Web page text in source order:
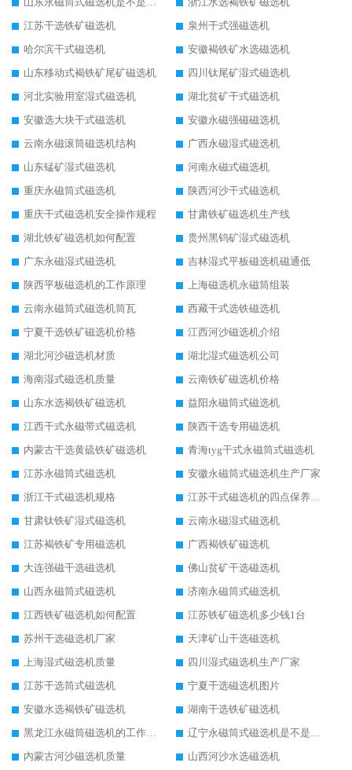
江苏干选铁矿磁选机
泉州干式强磁选机
哈尔滨干式磁选机
安徽褐铁矿水选磁选机
山东移动式褐铁矿尾矿磁选机
四川钛尾矿湿式磁选机
河北实验用室湿式磁选机
湖北贫矿干式磁选机
安徽选大块干式磁选机
安徽永磁强磁磁选机
云南永磁滚筒磁选机结构
广西永磁湿式磁选机
山东锰矿湿式磁选机
河南永磁式磁选机
重庆永磁筒式磁选机
陕西河沙干式磁选机
重庆干式磁选机安全操作规程
甘肃铁矿磁选机生产线
湖北铁矿磁选机如何配置
贵州黑钨矿湿式磁选机
广东永磁湿式磁选机
吉林湿式平板磁选机磁通低
陕西平板磁选机的工作原理
上海磁选机永磁筒组装
云南永磁筒式磁选机筒瓦
西藏干式选铁磁选机
宁夏干选铁矿磁选机价格
江西河沙磁选机介绍
湖北河沙磁选机材质
湖北湿式磁选机公司
海南湿式磁选机质量
云南铁矿磁选机价格
山东水选褐铁矿磁选机
益阳永磁筒式磁选机
江西干式永磁带式磁选机
陕西干选专用磁选机
内蒙古干选黄硫铁矿磁选机
青海tyg干式永磁筒式磁选机
江苏永磁筒式磁选机
安徽永磁筒式磁选机生产厂家
浙江干式磁选机规格
江苏干式磁选机的四点保养秘籍
甘肃钛铁矿湿式磁选机
云南永磁湿式磁选机
江苏褐铁矿专用磁选机
广西褐铁矿磁选机
大连强磁干选磁选机
佛山贫矿干选磁选机
山西永磁筒式磁选机
济南永磁筒式磁选机
江西铁矿磁选机如何配置
江苏铁矿磁选机多少钱1台
苏州干选磁选机厂家
天津矿山干选磁选机
上海湿式磁选机质量
四川湿式磁选机生产厂家
江苏干选筒式磁选机
宁夏干选磁选机图片
安徽水选褐铁矿磁选机
湖南干选铁矿磁选机
黑龙江永磁筒磁选机的工作原理
辽宁永磁筒式磁选机是不是强磁
内蒙古河沙磁选机质量
山西河沙水选磁选机